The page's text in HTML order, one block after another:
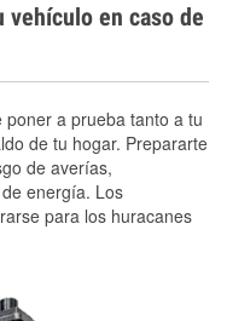
en caso de
poner a prueba tanto a tu
de tu hogar. Prepararte
de averías,
energía. Los
para los huracanes